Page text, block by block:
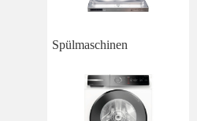
Spülmaschinen